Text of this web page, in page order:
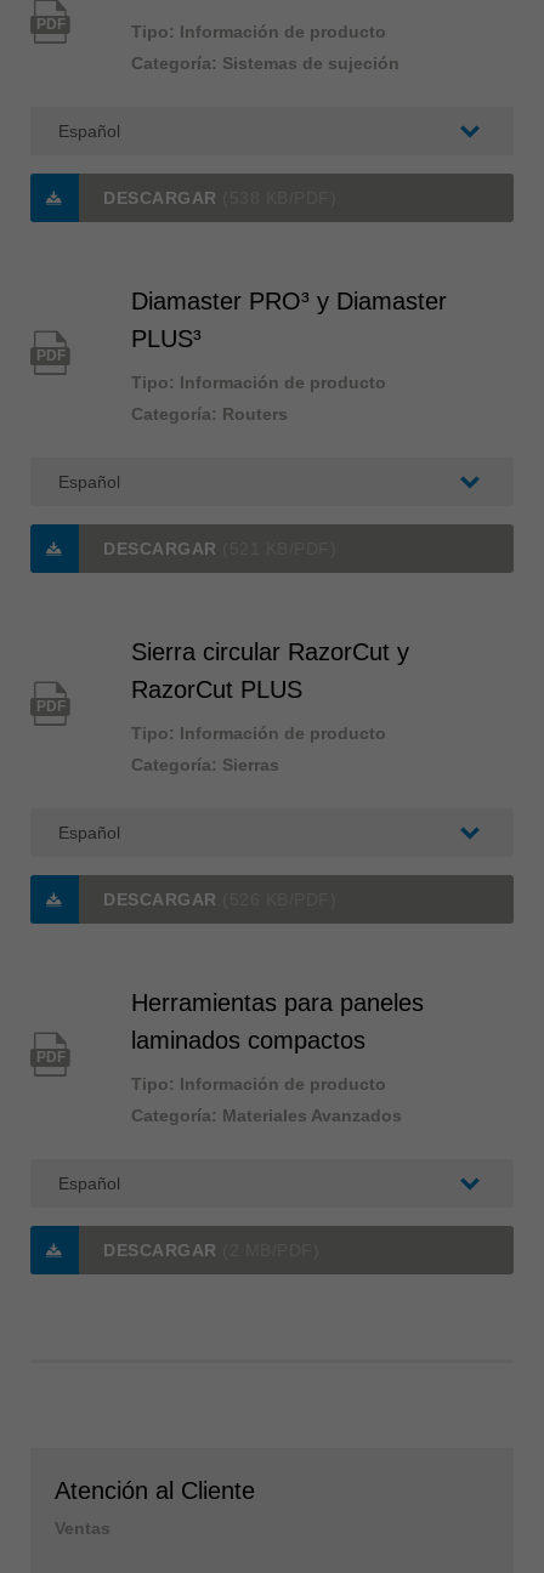
PDF
Tipo: Información de producto
Categoría: Sistemas de sujeción
DESCARGAR
PDF
Diamaster PRO³ y Diamaster
PLUS³
Tipo: Información de producto
Categoría: Routers
DESCARGAR
PDF
Sierra circular RazorCut y
RazorCut PLUS
Tipo: Información de producto
Categoría: Sierras
DESCARGAR
PDF
Herramientas para paneles
laminados compactos
Tipo: Información de producto
Categoría: Materiales Avanzados
DESCARGAR
Atención al Cliente
Ventas